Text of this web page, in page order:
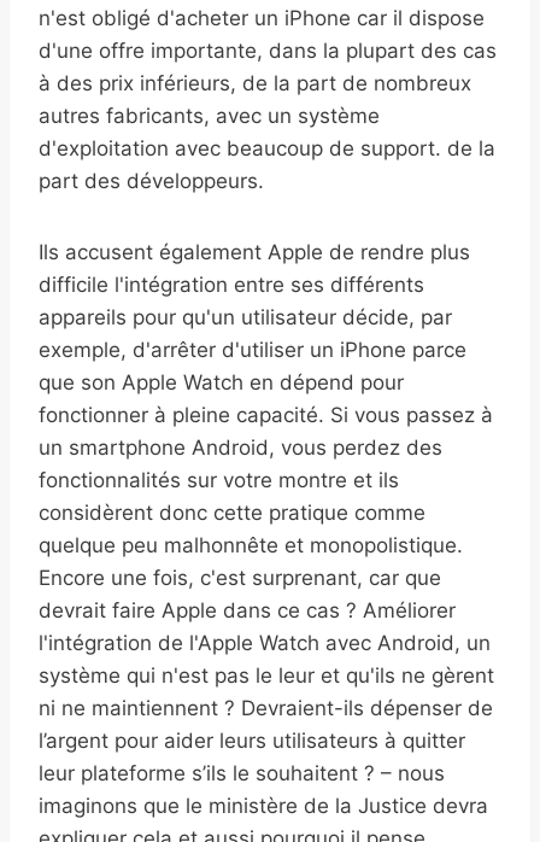
n'est obligé d'acheter un iPhone car il dispose
d'une offre importante, dans la plupart des cas
à des prix inférieurs, de la part de nombreux
autres fabricants, avec un système
d'exploitation avec beaucoup de support. de la
part des développeurs.
Ils accusent également Apple de rendre plus
difficile l'intégration entre ses différents
appareils pour qu'un utilisateur décide, par
exemple, d'arrêter d'utiliser un iPhone parce
que son Apple Watch en dépend pour
fonctionner à pleine capacité. Si vous passez à
un smartphone Android, vous perdez des
fonctionnalités sur votre montre et ils
considèrent donc cette pratique comme
quelque peu malhonnête et monopolistique.
Encore une fois, c'est surprenant, car que
devrait faire Apple dans ce cas ? Améliorer
l'intégration de l'Apple Watch avec Android, un
système qui n'est pas le leur et qu'ils ne gèrent
ni ne maintiennent ? Devraient-ils dépenser de
l’argent pour aider leurs utilisateurs à quitter
leur plateforme s’ils le souhaitent ? – nous
imaginons que le ministère de la Justice devra